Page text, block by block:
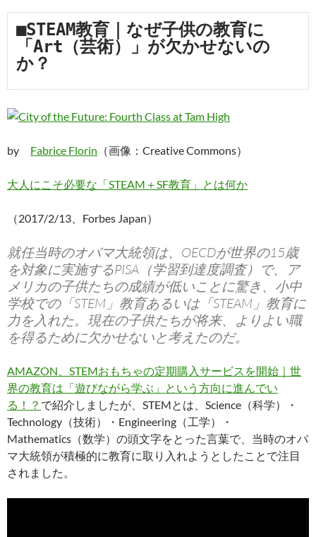
■STEAM教育｜なぜ子供の教育に
「Art（芸術）」が欠かせないの
か？
by Fabrice Florin （画像：Creative Commons）
大人にこそ必要な「STEAM＋SF教育」とは何か
（2017/2/13、Forbes Japan）
就任当時のオバマ大統領は、OECDが世界の15歳
を対象に実施するPISA（学習到達度調査）で、ア
メリカの子供たちの成績が低いことに驚き、小中
学校での「STEM」教育あるいは「STEAM」教育に
力を入れた。現在の子供たちが将来、よりよい職
を得るために欠かせないと考えたのだ。
AMAZON、STEMおもちゃの定期購入サービスを開始｜世
界の教育は「遊びながら学ぶ」という方向に進んでい
る！？ で紹介しましたが、STEMとは、Science（科学）・
Technology（技術）・Engineering（工学）・
Mathematics（数学）の頭文字をとった言葉で、当時のオバ
マ大統領が積極的に教育に取り入れようとしたことで注目
されました。